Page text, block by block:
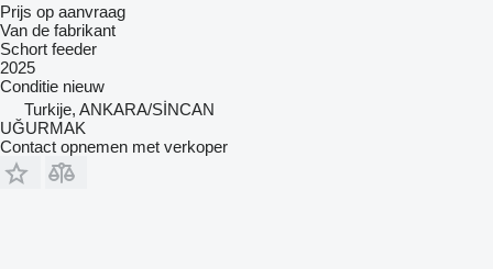
Prijs op aanvraag
Van de fabrikant
Schort feeder
2025
Conditie nieuw
Turkije, ANKARA/SİNCAN
UĞURMAK
Contact opnemen met verkoper